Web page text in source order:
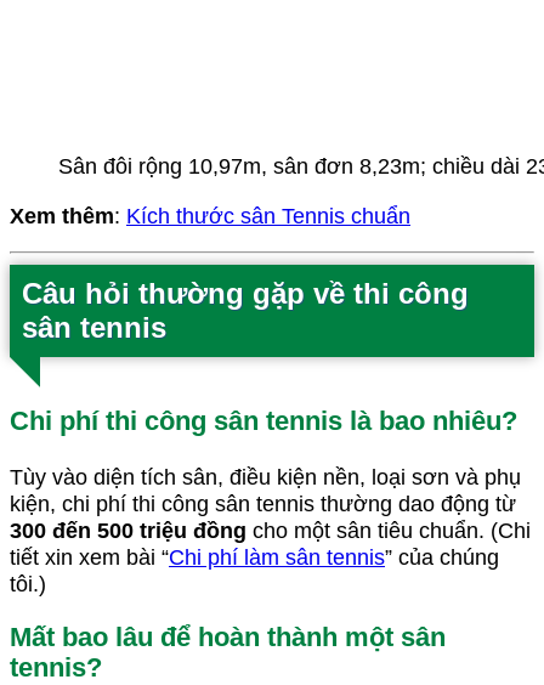
Sân đôi rộng 10,97m, sân đơn 8,23m; chiều dài
Xem thêm: Kích thước sân Tennis chuẩn
Câu hỏi thường gặp về thi công
sân tennis
Chi phí thi công sân tennis là bao nhiêu?
Tùy vào diện tích sân, điều kiện nền, loại sơn và phụ
kiện, chi phí thi công sân tennis thường dao động từ
300 đến 500 triệu đồng cho một sân tiêu chuẩn. (Chi
tiết xin xem bài “Chi phí làm sân tennis” của chúng
tôi.)
Mất bao lâu để hoàn thành một sân
tennis?